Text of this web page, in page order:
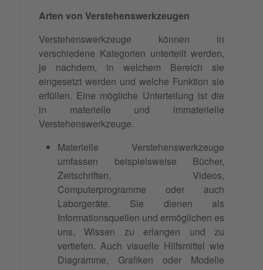
Arten von Verstehenswerkzeugen
Verstehenswerkzeuge können in
verschiedene Kategorien unterteilt werden,
je nachdem, in welchem Bereich sie
eingesetzt werden und welche Funktion sie
erfüllen. Eine mögliche Unterteilung ist die
in materielle und immaterielle
Verstehenswerkzeuge.
Materielle Verstehenswerkzeuge
umfassen beispielsweise Bücher,
Zeitschriften, Videos,
Computerprogramme oder auch
Laborgeräte. Sie dienen als
Informationsquellen und ermöglichen es
uns, Wissen zu erlangen und zu
vertiefen. Auch visuelle Hilfsmittel wie
Diagramme, Grafiken oder Modelle